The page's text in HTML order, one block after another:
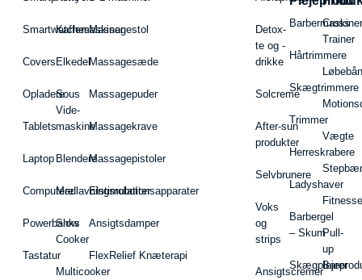
Smartwatches
Covers
Opladere
Tablets
Laptop
Computere
Powerbanks
Tastatur
Kaffemaskiner
Elkedel
Sous
Vide-
maskine
Blendere
Madlavningsrobotter
Slow
Cooker
Multicooker
Massagestol
Massagesæde
Massagepuder
Massagekrave
Massagepistoler
Elstimulationsapparater
Ansigtsdamper
FlexRelief Knæterapi
Detox-
te og -
drikke
Solcreme
After-sun
produkter
Selvbrunere
Voks
og
strips
Ansigtscremer
Hårtrimmere
Skægtrimmere
Trimmer
Herreskrabere
Ladyshaver
Barbergel
– Skum
Cross
Trainer
Vægte
Pull-
up
Barer